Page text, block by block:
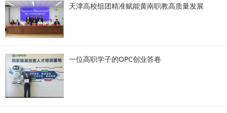
天津高校组团精准赋能黄南职教高质量发展
一位高职学子的OPC创业答卷